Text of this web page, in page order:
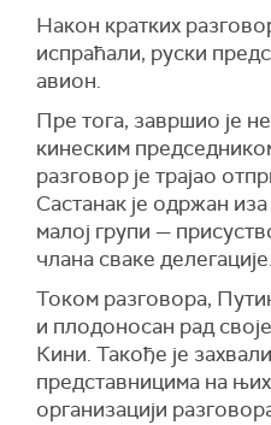
одлуку, рекавши да су
циљане". Рекао је да ће
преиспитати "редовно
је одлуку приписао
истоку.
Министарство
објавило је
дизела и авионског
произведене у трећим
такође дозволила
и трансакција у овом
документацију
(Bloomberg, Европска
Након кратких
испраћали, руски
авион.
Пре тога, завршио је
кинеским
разговор је трајао
Састанак је одржан
малој групи —
члана сваке делегације.
Током разговора,
и плодоносан рад
Кини. Такође је
представницима на
организацији